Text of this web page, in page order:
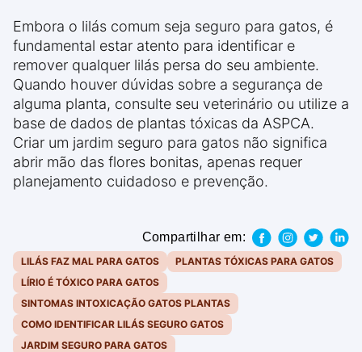
Embora o lilás comum seja seguro para gatos, é
fundamental estar atento para identificar e
remover qualquer lilás persa do seu ambiente.
Quando houver dúvidas sobre a segurança de
alguma planta, consulte seu veterinário ou utilize a
base de dados de plantas tóxicas da ASPCA.
Criar um jardim seguro para gatos não significa
abrir mão das flores bonitas, apenas requer
planejamento cuidadoso e prevenção.
Compartilhar em:
LILÁS FAZ MAL PARA GATOS
PLANTAS TÓXICAS PARA GATOS
LÍRIO É TÓXICO PARA GATOS
SINTOMAS INTOXICAÇÃO GATOS PLANTAS
COMO IDENTIFICAR LILÁS SEGURO GATOS
JARDIM SEGURO PARA GATOS